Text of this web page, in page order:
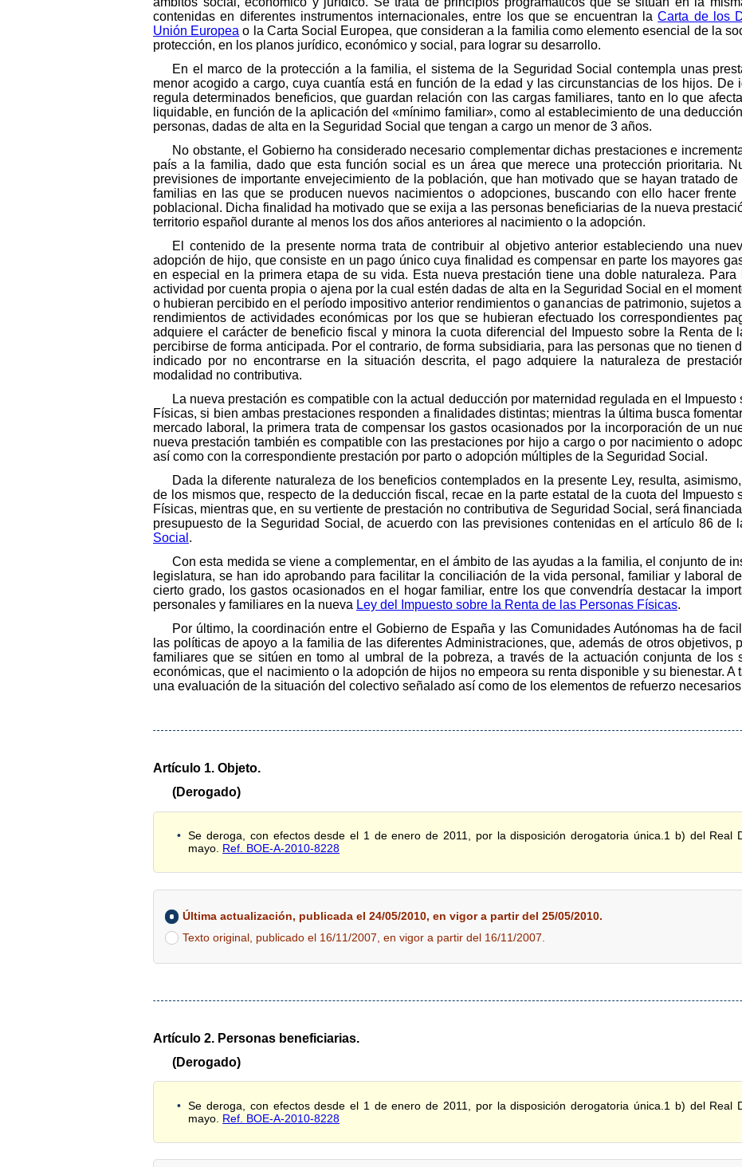
contenidas en diferentes instrumentos internacionales, entre los que se encuentran laCarta de los
Unión Europea o la Carta Social Europea, que consideran a la familia como elemento esencial de la
protección, en los planos jurídico, económico y social, para lograr su desarrollo.
En el marco de la protección a la familia, el sistema de la Seguridad Social contempla unas
menor acogido a cargo, cuya cuantía está en función de la edad y las circunstancias de los hijos. De
regula determinados beneficios, que guardan relación con las cargas familiares, tanto en lo que
liquidable, en función de la aplicación del «mínimo familiar», como al establecimiento de una
personas, dadas de alta en la Seguridad Social que tengan a cargo un menor de 3 años.
No obstante, el Gobierno ha considerado necesario complementar dichas prestaciones e
país a la familia, dado que esta función social es un área que merece una protección prioritaria.
previsiones de importante envejecimiento de la población, que han motivado que se hayan tratado
familias en las que se producen nuevos nacimientos o adopciones, buscando con ello hacer
poblacional. Dicha finalidad ha motivado que se exija a las personas beneficiarias de la nueva
territorio español durante al menos los dos años anteriores al nacimiento o la adopción.
El contenido de la presente norma trata de contribuir al objetivo anterior estableciendo una
adopción de hijo, que consiste en un pago único cuya finalidad es compensar en parte los mayores
en especial en la primera etapa de su vida. Esta nueva prestación tiene una doble naturaleza.
actividad por cuenta propia o ajena por la cual estén dadas de alta en la Seguridad Social en el
o hubieran percibido en el período impositivo anterior rendimientos o ganancias de patrimonio, sujetos
rendimientos de actividades económicas por los que se hubieran efectuado los correspondientes
adquiere el carácter de beneficio fiscal y minora la cuota diferencial del Impuesto sobre la Renta de
percibirse de forma anticipada. Por el contrario, de forma subsidiaria, para las personas que no tienen
indicado por no encontrarse en la situación descrita, el pago adquiere la naturaleza de
modalidad no contributiva.
La nueva prestación es compatible con la actual deducción por maternidad regulada en el
Físicas, si bien ambas prestaciones responden a finalidades distintas; mientras la última busca
mercado laboral, la primera trata de compensar los gastos ocasionados por la incorporación de un
nueva prestación también es compatible con las prestaciones por hijo a cargo o por nacimiento o
así como con la correspondiente prestación por parto o adopción múltiples de la Seguridad Social.
Dada la diferente naturaleza de los beneficios contemplados en la presente Ley, resulta,
de los mismos que, respecto de la deducción fiscal, recae en la parte estatal de la cuota del Impuesto
Físicas, mientras que, en su vertiente de prestación no contributiva de Seguridad Social, será
presupuesto de la Seguridad Social, de acuerdo con las previsiones contenidas en el artículo 86 de
Social .
Con esta medida se viene a complementar, en el ámbito de las ayudas a la familia, el conjunto de
legislatura, se han ido aprobando para facilitar la conciliación de la vida personal, familiar y laboral
cierto grado, los gastos ocasionados en el hogar familiar, entre los que convendría destacar la
personales y familiares en la nueva Ley del Impuesto sobre la Renta de las Personas Físicas.
Por último, la coordinación entre el Gobierno de España y las Comunidades Autónomas ha de
las políticas de apoyo a la familia de las diferentes Administraciones, que, además de otros objetivos,
familiares que se sitúen en tomo al umbral de la pobreza, a través de la actuación conjunta de los
económicas, que el nacimiento o la adopción de hijos no empeora su renta disponible y su bienestar. A
una evaluación de la situación del colectivo señalado así como de los elementos de refuerzo
Artículo 1. Objeto.
(Derogado)
Se deroga, con efectos desde el 1 de enero de 2011, por la disposición derogatoria única.1 b) del Real
mayo. Ref. BOE-A-2010-8228
Última actualización, publicada el 24/05/2010, en vigor a partir del 25/05/2010.
Texto original, publicado el 16/11/2007, en vigor a partir del 16/11/2007.
Artículo 2. Personas beneficiarias.
(Derogado)
Se deroga, con efectos desde el 1 de enero de 2011, por la disposición derogatoria única.1 b) del Real
mayo. Ref. BOE-A-2010-8228